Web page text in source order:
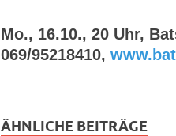
Mo., 16.10., 20 Uhr,
069/95218410,
ÄHNLICHE BEITRÄGE